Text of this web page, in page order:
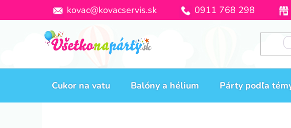
kovac@kovacservis.sk 0911 768 298
Cukor na vatu Balóny a hélium Párty podľa